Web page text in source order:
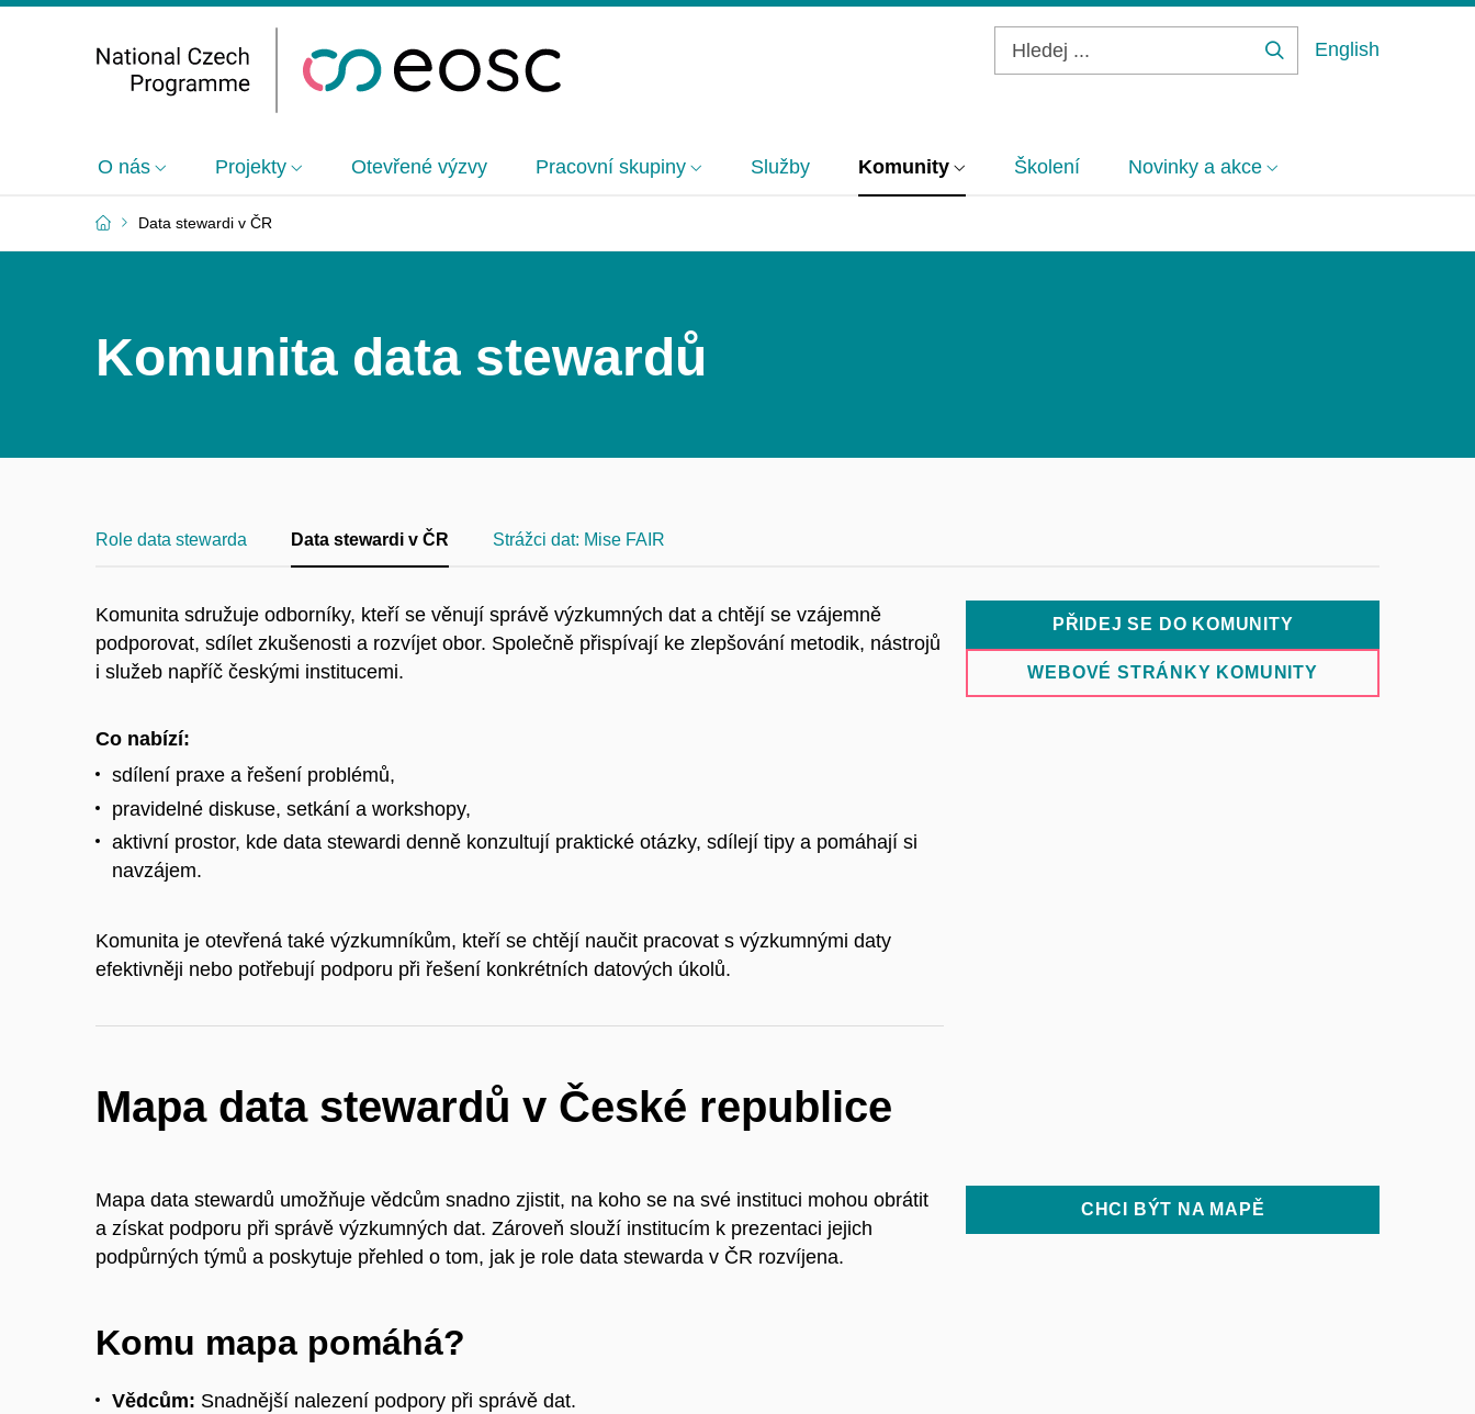
English
O nás Projekty Otevřené výzvy Pracovní skupiny Služby Komunity Školení Novinky a akce
Data stewardi v ČR
Komunita data stewardů
Role data stewarda Data stewardi v ČR Strážci dat: Mise FAIR
Komunita sdružuje odborníky, kteří se věnují správě výzkumných dat a chtějí se vzájemně
podporovat, sdílet zkušenosti a rozvíjet obor. Společně přispívají ke zlepšování metodik, nástrojů
i služeb napříč českými institucemi.
Co nabízí:
sdílení praxe a řešení problémů,
pravidelné diskuse, setkání a workshopy,
aktivní prostor, kde data stewardi denně konzultují praktické otázky, sdílejí tipy a pomáhají si
navzájem.
Komunita je otevřená také výzkumníkům, kteří se chtějí naučit pracovat s výzkumnými daty
efektivněji nebo potřebují podporu při řešení konkrétních datových úkolů.
PŘIDEJ SE DO KOMUNITY
WEBOVÉ STRÁNKY KOMUNITY
Mapa data stewardů v České republice
Mapa data stewardů umožňuje vědcům snadno zjistit, na koho se na své instituci mohou obrátit
a získat podporu při správě výzkumných dat. Zároveň slouží institucím k prezentaci jejich
podpůrných týmů a poskytuje přehled o tom, jak je role data stewarda v ČR rozvíjena.
Komu mapa pomáhá?
Vědcům: Snadnější nalezení podpory při správě dat.
CHCI BÝT NA MAPĚ